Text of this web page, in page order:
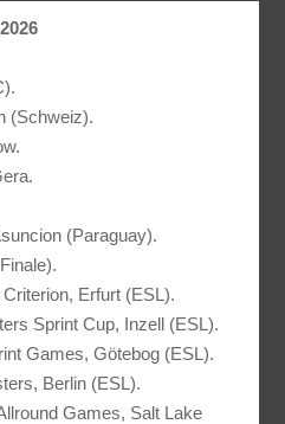
(Schweiz).
(Paraguay).
Erfurt (ESL).
Sprint Cup, Inzell (ESL).
Games, Götebog (ESL).
Berlin (ESL).
Games, Salt Lake